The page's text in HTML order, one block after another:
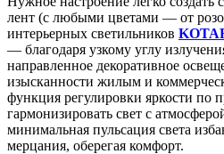
лент (с любыми цветами — от
интерьерных светильников
— благодаря узкому углу
направленное декоративное
изысканности жилым и
функция регулировки яркости по
гармонизировать свет с
минимальная пульсация света
мерцания, оберегая комфорт.